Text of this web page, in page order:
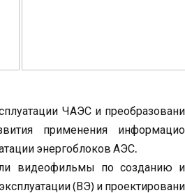
ЧАЭС и
применения
энергоблоков АЭС.
видеофильмы по созданию
(ВЭ) и